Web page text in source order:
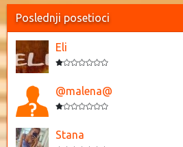
Poslednji posetioci
Eli
@malena@
Stana